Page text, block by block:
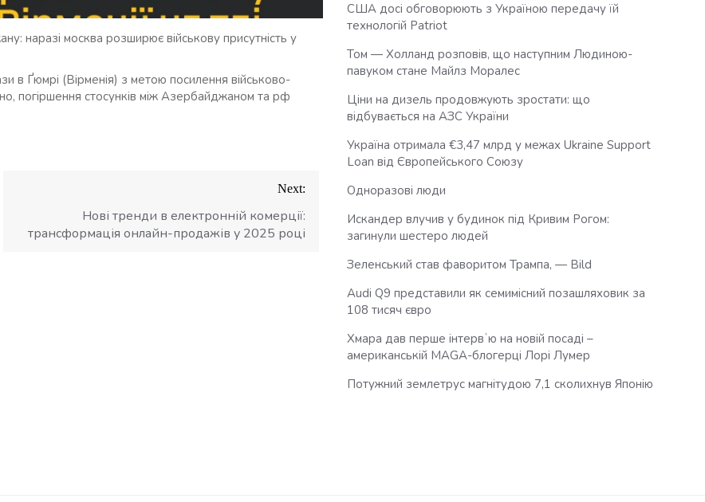
наразі москва розширює військову присутність у
в Ґюмрі (Вірменія) з метою посилення військово-
погіршення стосунків між Азербайджаном та рф
Next:
Нові тренди в електронній комерції:
трансформація онлайн-продажів у 2025 році
США досі обговорюють з Україною передачу їй
технологій Patriot
Том — Холланд розповів, що наступним Людиною-
павуком стане Майлз Моралес
Ціни на дизель продовжують зростати: що
відбувається на АЗС України
Україна отримала €3,47 млрд у межах Ukraine Support
Loan від Європейського Союзу
Одноразові люди
Искандер влучив у будинок під Кривим Рогом:
загинули шестеро людей
Зеленський став фаворитом Трампа, — Bild
Audi Q9 представили як семимісний позашляховик за
108 тисяч євро
Хмара дав перше інтервʼю на новій посаді –
американській MAGA-блогерці Лорі Лумер
Потужний землетрус магнітудою 7,1 сколихнув Японію